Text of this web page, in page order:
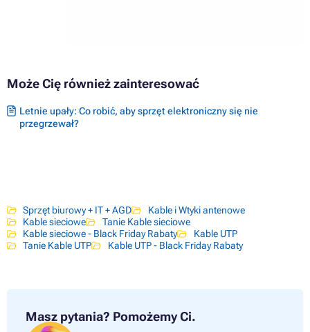
Może Cię również zainteresować
Letnie upały: Co robić, aby sprzęt elektroniczny się nie
przegrzewał?
Sprzęt biurowy + IT + AGD
Kable i Wtyki antenowe
Kable sieciowe
Tanie Kable sieciowe
Kable sieciowe - Black Friday Rabaty
Kable UTP
Tanie Kable UTP
Kable UTP - Black Friday Rabaty
Masz pytania? Pomożemy Ci.